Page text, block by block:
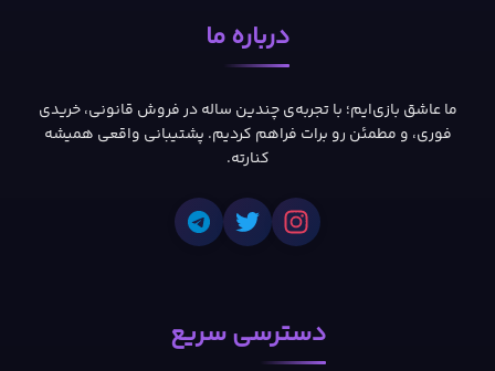
درباره ما
ما عاشق بازی‌ایم؛ با تجربه‌ی چندین ساله در فروش قانونی، خریدی
فوری، و مطمئن رو برات فراهم کردیم. پشتیبانی واقعی همیشه
کنارته.
دسترسی سریع